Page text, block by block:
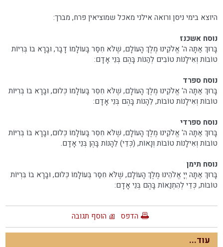
היוצא בימי ניסן ורואה אילני מאכל שמוציאין פרח, מברך:
נוסח אשכנז
בָּרוּךְ אַתָּה ה' אֱלֹקֵינוּ מֶלֶךְ הָעוֹלָם, שֶׁלֹּא חִסַּר בָּעוֹלָמוֹ דָבָר, וּבָרָא בוֹ בְּרִיוֹת
טוֹבוֹת וְאִילָנוֹת טוֹבִים לְהַנוֹת בָּהֶם בְּנֵי אָדָם:
נוסח ספרד
בָּרוּךְ אַתָּה ה' אֱלֹקֵינוּ מֶלֶךְ הָעוֹלָם, שֶׁלֹּא חִסֵּר בָּעוֹלָמוֹ כְּלוּם, וּבָרָא בוֹ בְּרִיּוֹת
טוֹבוֹת וְאִילָנוֹת טוֹבוֹת, לֵהָנוֹת בָּהֶם בְּנֵי אָדָם:
נוסח ספרדי
בָּרוּךְ אַתָּה ה' אֱלֹקֵינוּ מֶלֶךְ הָעוֹלָם, שֶׁלֹּא חִסֵּר בָּעוֹלָמוֹ כְּלוּם, וּבָרָא בּוֹ בְּרִיּוֹת
טוֹבוֹת וְאִילָנוֹת טוֹבוֹת וְנָאוֹת, (כְּדֵי) לֵהָנוֹת בָּהֶן בְּנֵי אָדָם.
נוסח תימן
בָּרוּךְ אַתָּה יְיָ אֱלֹהֵינוּ מֶלֶךְ הָעוֹלָם, שֶׁלֹּא חִסַּר בְּעוֹלָמוֹ כְּלוּם, וּבָרָא בוֹ בִּרְיוֹת
טוֹבוֹת, כְּדֵי לְהִתְנַאוֹת בָּהֶם בְּנֵי אָדָם:
הדפס הוסף תגובה
עוד...